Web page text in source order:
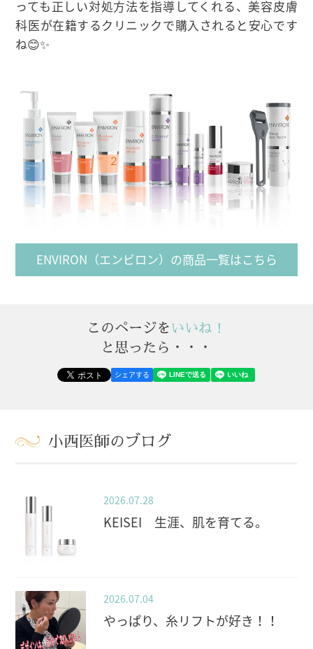
っても正しい対処方法を指導してくれる、美容皮膚
科医が在籍するクリニックで購入されると安心です
ね😊✨
ENVIRON（エンビロン）の商品一覧はこちら
このページをいいね！
と思ったら・・・
シェアする
小西医師のブログ
2026.07.28
KEISEI 生涯、肌を育てる。
2026.07.04
やっぱり、糸リフトが好き！！